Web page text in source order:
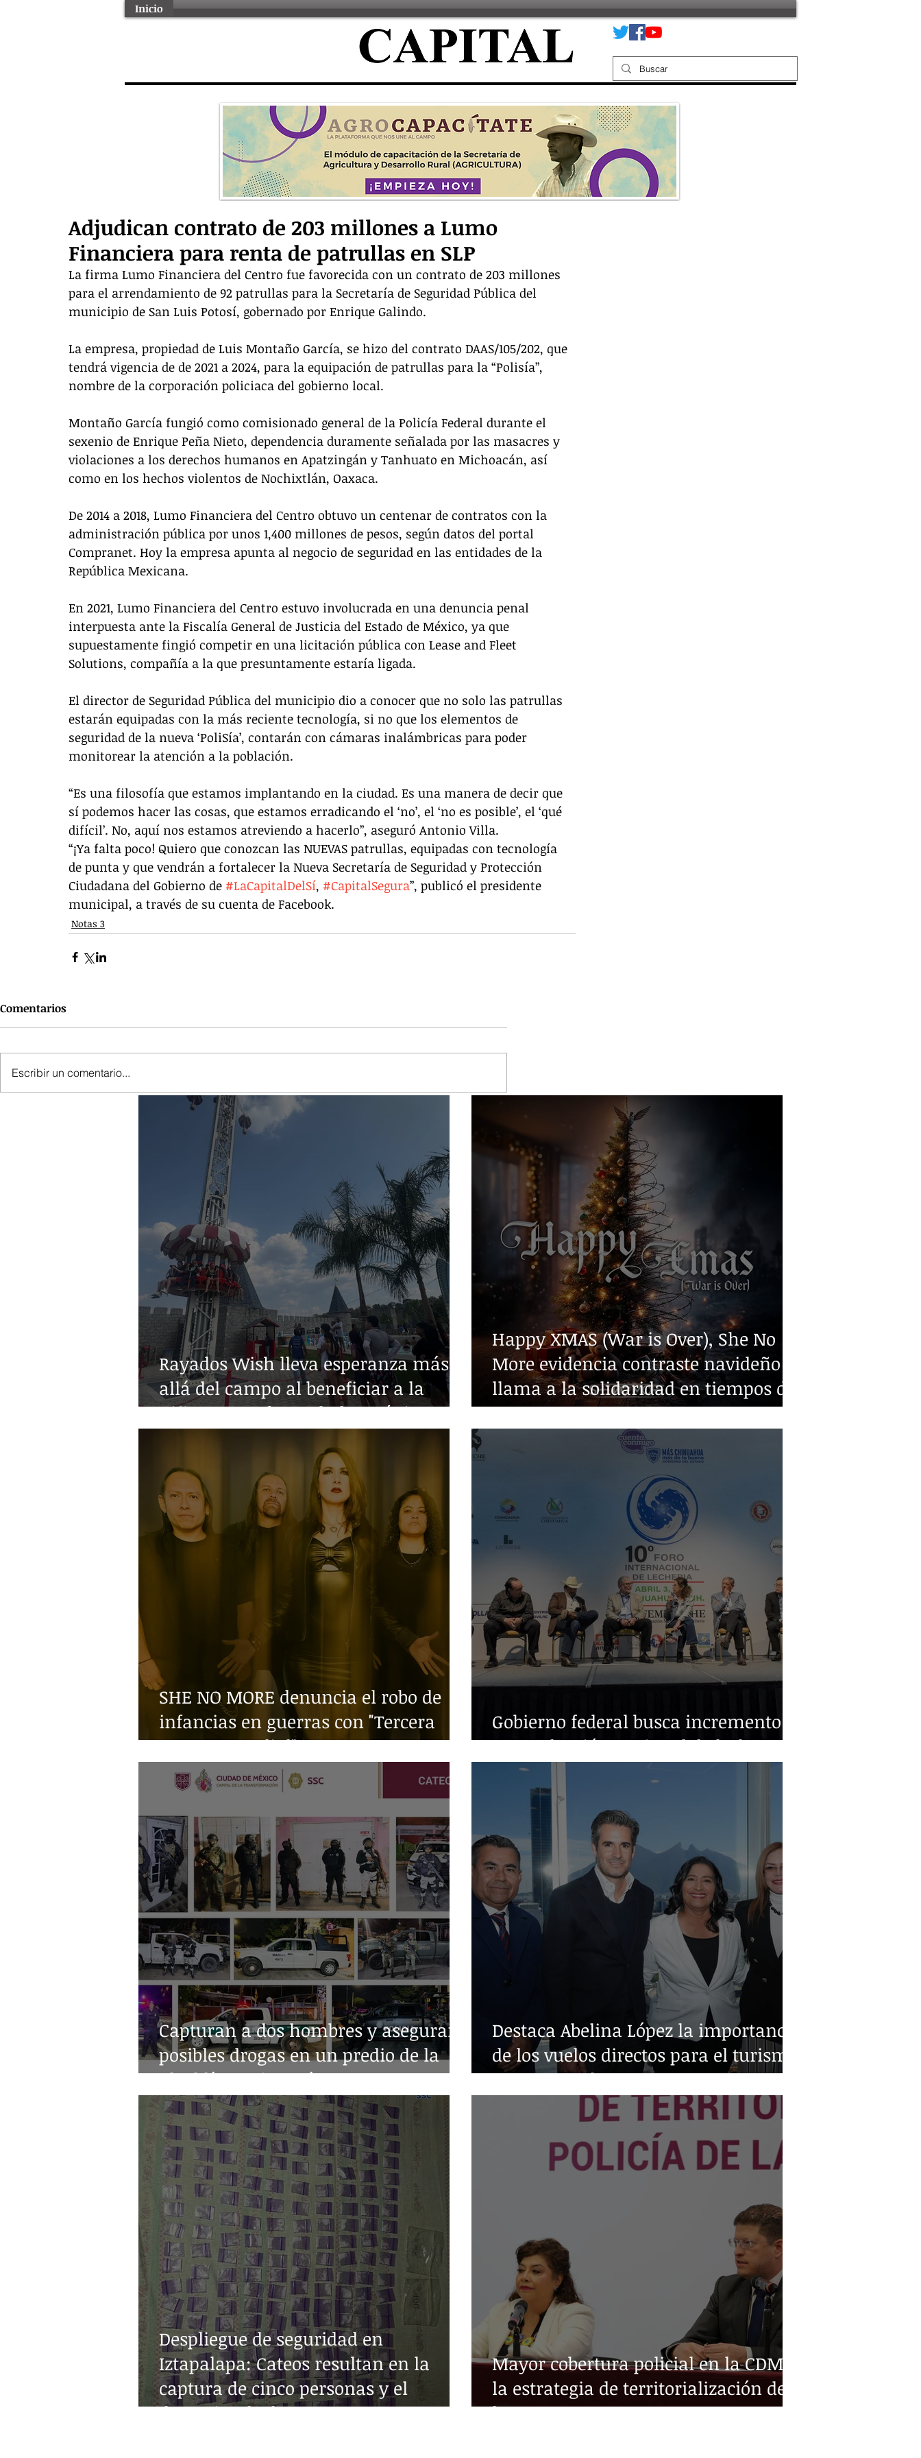
Inicio
Adjudican contrato de 203 millones a Lumo
Financiera para renta de patrullas en SLP
La firma Lumo Financiera del Centro fue favorecida con un contrato de 203 millones
para el arrendamiento de 92 patrullas para la Secretaría de Seguridad Pública del
municipio de San Luis Potosí, gobernado por Enrique Galindo.
La empresa, propiedad de Luis Montaño García, se hizo del contrato DAAS/105/202, que
tendrá vigencia de de 2021 a 2024, para la equipación de patrullas para la “Polisía”,
nombre de la corporación policiaca del gobierno local.
Montaño García fungió como comisionado general de la Policía Federal durante el
sexenio de Enrique Peña Nieto, dependencia duramente señalada por las masacres y
violaciones a los derechos humanos en Apatzingán y Tanhuato en Michoacán, así
como en los hechos violentos de Nochixtlán, Oaxaca.
De 2014 a 2018, Lumo Financiera del Centro obtuvo un centenar de contratos con la
administración pública por unos 1,400 millones de pesos, según datos del portal
Compranet. Hoy la empresa apunta al negocio de seguridad en las entidades de la
República Mexicana.
En 2021, Lumo Financiera del Centro estuvo involucrada en una denuncia penal
interpuesta ante la Fiscalía General de Justicia del Estado de México, ya que
supuestamente fingió competir en una licitación pública con Lease and Fleet
Solutions, compañía a la que presuntamente estaría ligada.
El director de Seguridad Pública del municipio dio a conocer que no solo las patrullas
estarán equipadas con la más reciente tecnología, si no que los elementos de
seguridad de la nueva ‘PoliSía’, contarán con cámaras inalámbricas para poder
monitorear la atención a la población.
“Es una filosofía que estamos implantando en la ciudad. Es una manera de decir que
sí podemos hacer las cosas, que estamos erradicando el ‘no’, el ‘no es posible’, el ‘qué
difícil’. No, aquí nos estamos atreviendo a hacerlo”, aseguró Antonio Villa.
“¡Ya falta poco! Quiero que conozcan las NUEVAS patrullas, equipadas con tecnología
de punta y que vendrán a fortalecer la Nueva Secretaría de Seguridad y Protección
Ciudadana del Gobierno de #LaCapitalDelSí, #CapitalSegura”, publicó el presidente
municipal, a través de su cuenta de Facebook.
Notas 3
Comentarios
Escribir un comentario...
Rayados Wish lleva esperanza más
allá del campo al beneficiar a la
niñez con enfermedades crónicas
Happy XMAS (War is Over), She No
More evidencia contraste navideño y
llama a la solidaridad en tiempos de
guerra
SHE NO MORE denuncia el robo de
infancias en guerras con "Tercera
Guerra Mundial"
Gobierno federal busca incremento
en producción nacional de leche
Capturan a dos hombres y aseguran
posibles drogas en un predio de la
alcaldía Benito Juárez
Destaca Abelina López la importancia
de los vuelos directos para el turismo
entre Acapulco y Monterrey
Despliegue de seguridad en
Iztapalapa: Cateos resultan en la
captura de cinco personas y el
decomiso de drogas
Mayor cobertura policial en la CDMX:
la estrategia de territorialización de
la SSC